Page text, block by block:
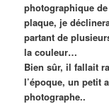
photographique
plaque, je
partant de
la couleur…
Bien sûr, il fallait
l’époque, un petit
photographe..